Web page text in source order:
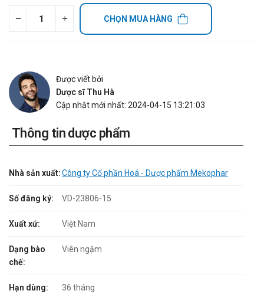
CHỌN MUA HÀNG
Được viết bởi
Dược sĩ Thu Hà
Cập nhật mới nhất: 2024-04-15 13:21:03
Thông tin dược phẩm
Nhà sản xuất:Công ty Cổ phần Hoá - Dược phẩm Mekophar
Số đăng ký: VD-23806-15
Xuất xứ: Việt Nam
Dạng bào
chế:
Viên ngậm
Hạn dùng: 36 tháng